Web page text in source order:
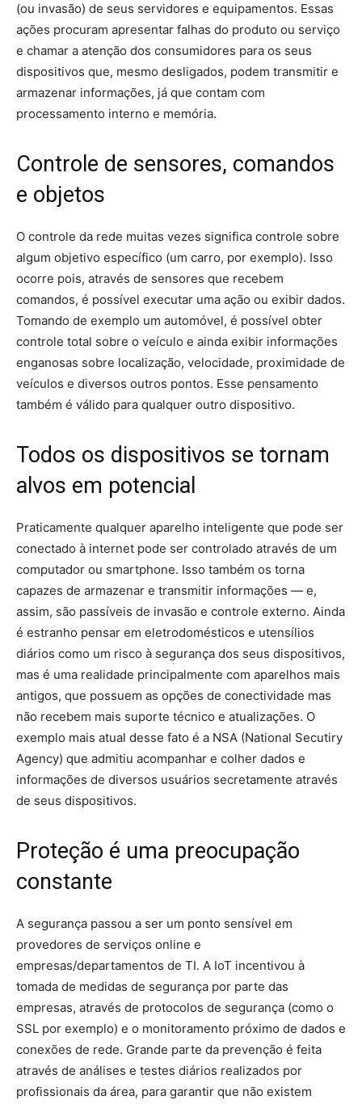
(ou invasão) de seus servidores e equipamentos. Essas
ações procuram apresentar falhas do produto ou serviço
e chamar a atenção dos consumidores para os seus
dispositivos que, mesmo desligados, podem transmitir e
armazenar informações, já que contam com
processamento interno e memória.
Controle de sensores, comandos
e objetos
O controle da rede muitas vezes significa controle sobre
algum objetivo específico (um carro, por exemplo). Isso
ocorre pois, através de sensores que recebem
comandos, é possível executar uma ação ou exibir dados.
Tomando de exemplo um automóvel, é possível obter
controle total sobre o veículo e ainda exibir informações
enganosas sobre localização, velocidade, proximidade de
veículos e diversos outros pontos. Esse pensamento
também é válido para qualquer outro dispositivo.
Todos os dispositivos se tornam
alvos em potencial
Praticamente qualquer aparelho inteligente que pode ser
conectado à internet pode ser controlado através de um
computador ou smartphone. Isso também os torna
capazes de armazenar e transmitir informações — e,
assim, são passíveis de invasão e controle externo. Ainda
é estranho pensar em eletrodomésticos e utensílios
diários como um risco à segurança dos seus dispositivos,
mas é uma realidade principalmente com aparelhos mais
antigos, que possuem as opções de conectividade mas
não recebem mais suporte técnico e atualizações. O
exemplo mais atual desse fato é a NSA (National Secutiry
Agency) que admitiu acompanhar e colher dados e
informações de diversos usuários secretamente através
de seus dispositivos.
Proteção é uma preocupação
constante
A segurança passou a ser um ponto sensível em
provedores de serviços online e
empresas/departamentos de TI. A IoT incentivou à
tomada de medidas de segurança por parte das
empresas, através de protocolos de segurança (como o
SSL por exemplo) e o monitoramento próximo de dados e
conexões de rede. Grande parte da prevenção é feita
através de análises e testes diários realizados por
profissionais da área, para garantir que não existem